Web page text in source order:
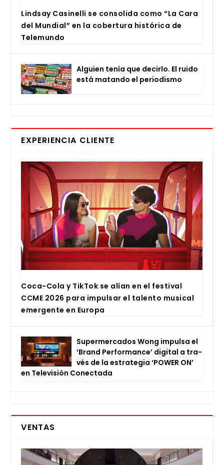
Lind­say Casi­ne­lli se con­so­li­da como “La Cara
del Mun­dial” en la cober­tu­ra his­tó­ri­ca de
Tele­mun­do
Alguien tenía que decir­lo. El rui­do
está matan­do el perio­dis­mo
EXPERIENCIA CLIENTE
Coca-Cola y Tik­Tok se alían en el fes­ti­val
CCME 2026 para impul­sar el talen­to musi­cal
emer­gen­te en Euro­pa
Super­mer­ca­dos Wong impul­sa el
‘Brand Per­for­man­ce’ digi­tal a tra­
vés de la estra­te­gia ‘POWER ON’
en Tele­vi­sión Conec­ta­da
VENTAS